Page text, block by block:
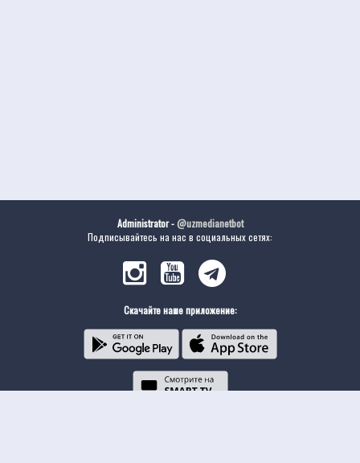
Administrator -@uzmedianetbot
Подписывайтесь на нас в социальных сетях:
Скачайте наше приложение: